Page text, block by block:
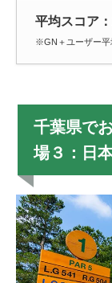
平均スコア：
※GN＋ユーザー平
千葉県で
場３：日